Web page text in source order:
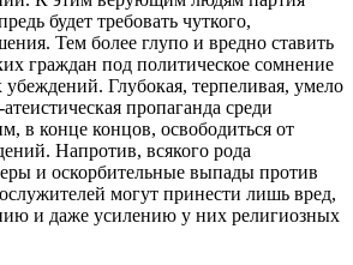
будет требовать чуткого,
Тем более глупо и вредно ставить
граждан под политическое сомнение
убеждений. Глубокая, терпеливая, умело
пропаганда среди
в конце концов, освободиться от
Напротив, всякого рода
и оскорбительные выпады против
могут принести лишь вред,
и даже усилению у них религиозных